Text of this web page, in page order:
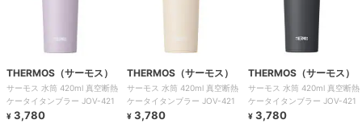
THERMOS（サーモス）
サーモス 水筒 420ml 真空断熱
ケータイタンブラー JOV-421
¥ 3,780
THERMOS（サーモス）
サーモス 水筒 420ml 真空断熱
ケータイタンブラー JOV-421
¥ 3,780
THERMOS（サーモス）
サーモス 水筒 420ml 真空断熱
ケータイタンブラー JOV-421
¥ 3,780